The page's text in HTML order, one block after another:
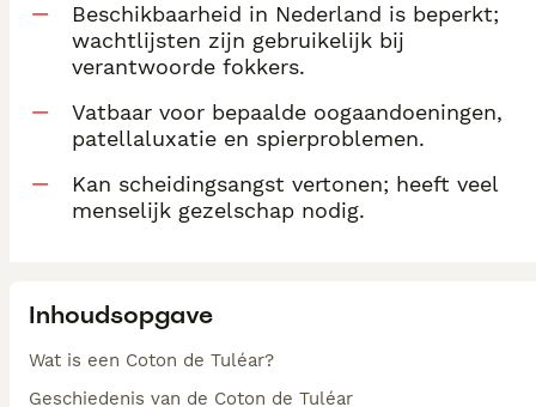
Beschikbaarheid in Nederland is beperkt;
wachtlijsten zijn gebruikelijk bij
verantwoorde fokkers.
Vatbaar voor bepaalde oogaandoeningen,
patellaluxatie en spierproblemen.
Kan scheidingsangst vertonen; heeft veel
menselijk gezelschap nodig.
Inhoudsopgave
Wat is een Coton de Tuléar?
Geschiedenis van de Coton de Tuléar